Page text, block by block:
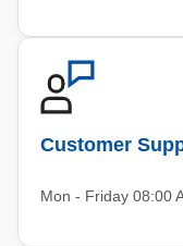
Customer
Mon - Friday 08:00